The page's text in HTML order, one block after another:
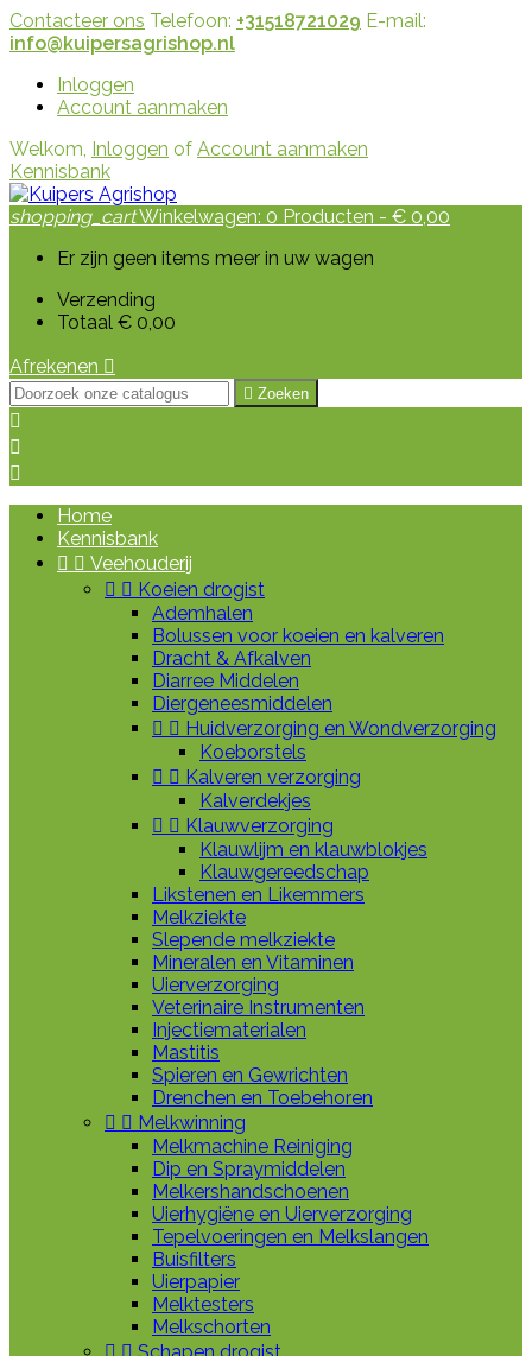
Contacteer ons Telefoon: +31518721029 E-mail:
info@kuipersagrishop.nl
Inloggen
Account aanmaken
Welkom, Inloggen of Account aanmaken
Kennisbank
shopping_cartWinkelwagen: 0 Producten - € 0,00
Er zijn geen items meer in uw wagen
Verzending
Totaal € 0,00
Afrekenen 
 Zoeken



Home
Kennisbank
  Veehouderij
  Koeien drogist
Ademhalen
Bolussen voor koeien en kalveren
Dracht & Afkalven
Diarree Middelen
Diergeneesmiddelen
  Huidverzorging en Wondverzorging
Koeborstels
  Kalveren verzorging
Kalverdekjes
  Klauwverzorging
Klauwlijm en klauwblokjes
Klauwgereedschap
Likstenen en Likemmers
Melkziekte
Slepende melkziekte
Mineralen en Vitaminen
Uierverzorging
Veterinaire Instrumenten
Injectiematerialen
Mastitis
Spieren en Gewrichten
Drenchen en Toebehoren
  Melkwinning
Melkmachine Reiniging
Dip en Spraymiddelen
Melkershandschoenen
Uierhygiëne en Uierverzorging
Tepelvoeringen en Melkslangen
Buisfilters
Uierpapier
Melktesters
Melkschorten